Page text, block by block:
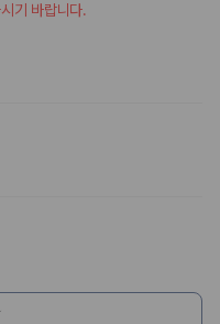
사용자에게 적합합니다.
가격비교 플랫폼
기 바랍니다.